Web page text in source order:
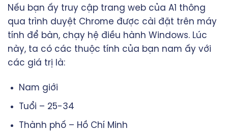
Nếu bạn ấy truy cập trang web của A1 thông
qua trình duyệt Chrome được cài đặt trên máy
tính để bàn, chạy hệ điều hành Windows. Lúc
này, ta có các thuộc tính của bạn nam ấy với
các giá trị là:
Nam giới
Tuổi – 25-34
Thành phố – Hồ Chí Minh